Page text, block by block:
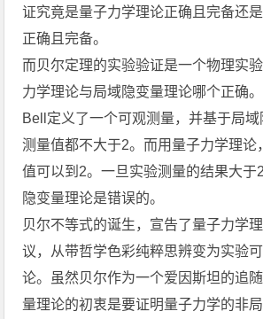
证究竟是量子力学理论正确且完备还
正确且完备。
而贝尔定理的实验验证是一个物理实
力学理论与局域隐变量理论哪个正确
Bell定义了一个可观测量，并基于局
测量值都不大于2。而用量子力学理论
值可以到2。一旦实验测量的结果大于
隐变量理论是错误的。
贝尔不等式的诞生，宣告了量子力学
议，从带哲学色彩纯粹思辨变为实验
论。虽然贝尔作为一个爱因斯坦的追
量理论的初衷是要证明量子力学的非